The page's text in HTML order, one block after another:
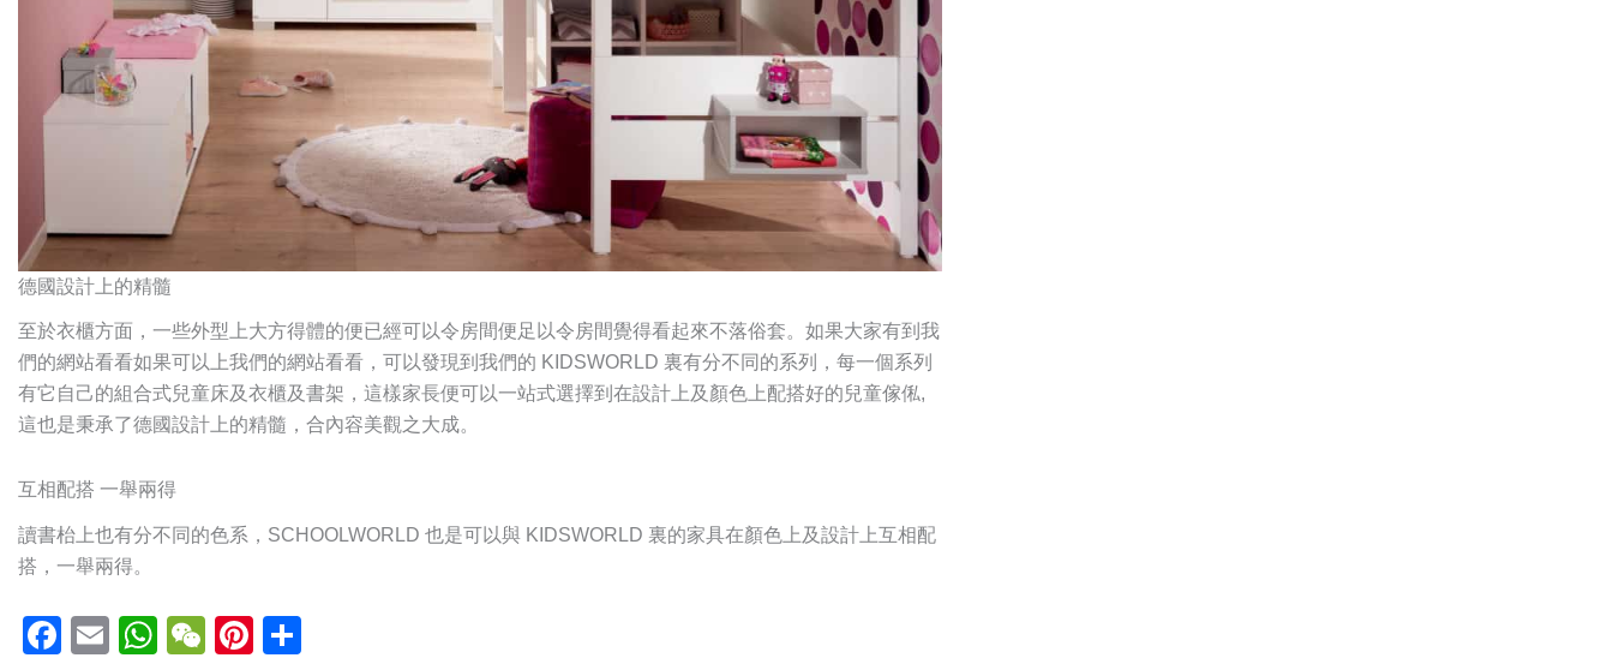
德國設計上的精髓
至於衣櫃方面，一些外型上大方得體的便已經可以令房間便足以令房間覺得看起來不落俗套。如果大家有到我
們的網站看看如果可以上我們的網站看看，可以發現到我們的 KIDSWORLD 裏有分不同的系列，每一個系列
有它自己的組合式兒童床及衣櫃及書架，這樣家長便可以一站式選擇到在設計上及顏色上配搭好的兒童傢俬,
這也是秉承了德國設計上的精髓，合內容美觀之大成。
互相配搭 一舉兩得
讀書枱上也有分不同的色系，SCHOOLWORLD 也是可以與 KIDSWORLD 裏的家具在顏色上及設計上互相配
搭，一舉兩得。
Facebook
EmailWhatsApp
WeChat
Pinterest